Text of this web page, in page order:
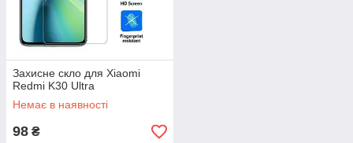
Захисне скло для Xiaomi
Redmi K30 Ultra
Немає в наявності
98 ₴